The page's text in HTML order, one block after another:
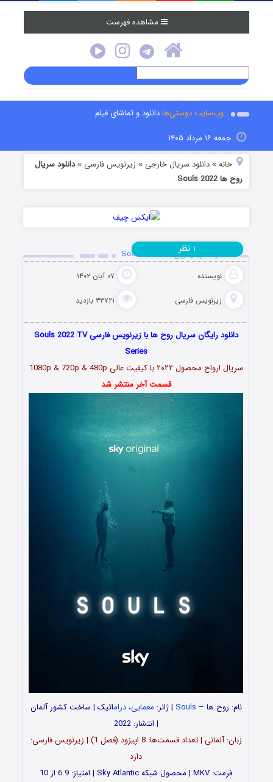
مشاهده فهرست
وب‌سایت دوستی‌هادانلود و تماشای فیلم
جمعه ۱۶ مرداد ۱۴۰۵
خانه »دانلود سریال خارجی » زیرنویس فارسی »دانلود سریال
روح ها Souls 2022
دانلود سریال روح ها Souls 2022
نویسنده ۰۷ آبان ۱۴۰۲
زیرنویس فارسی ۳۳۷۲۱ بازدید
۱ نظر
دانلود رایگان سریال روح ها با زیرنویس فارسی Souls 2022 TV
Series
سریال ارواح محصول ۲۰۲۲ با کیفیت عالی 1080p & 720p & 480p
قسمت آخر منتشر شد
نام: روح ها – Souls | ژانر: معمایی،دراماتیک | ساخت کشور آلمان
| انتشار: 2022
زبان: آلمانی | تعداد قسمت‌‌‌‌ها: 8 اپیزود (فصل 1) | زیرنویس فارسی:
دارد
فرمت: MKV | محصول شبکه Sky Atlantic | امتیاز: 6.9 از 10